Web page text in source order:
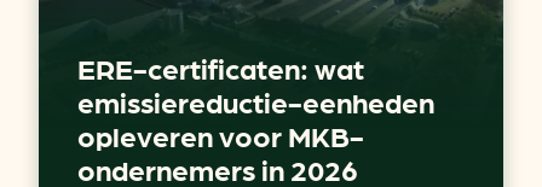
ERE-certificaten: wat
emissiereductie-eenheden
opleveren voor MKB-
ondernemers in 2026